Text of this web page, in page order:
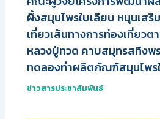
ผึ้งสมุนไพรใบเลียบ หนุนเส
เที่ยวเส้นทางการท่องเที่ยวต
หลวงปู่ทวด คาบสมุทรสทิงพร
ทดลองทำผลิตภัณฑ์สมุนไพร
ข่าวสารประชาสัมพันธ์